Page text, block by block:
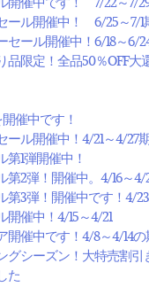
ール開催中！ 6/25～7/
ール開催中！6/18～6/
品限定！全品50％OFF大
開催中です！
ール開催中！4/21～4/27
1弾開催中！
第2弾！開催中。4/16～4/
第3弾！開催中です！4/
催中！4/15～4/21
開催中です！4/8～4/14
グシーズン！大特売割引
た